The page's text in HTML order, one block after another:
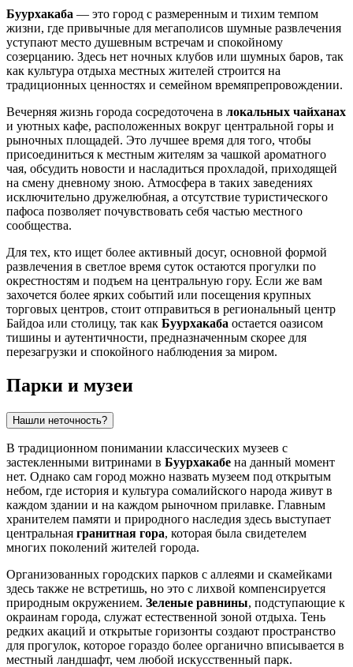
Буурхакаба — это город с размеренным и тихим темпом
жизни, где привычные для мегаполисов шумные развлечения
уступают место душевным встречам и спокойному
созерцанию. Здесь нет ночных клубов или шумных баров, так
как культура отдыха местных жителей строится на
традиционных ценностях и семейном времяпрепровождении.
Вечерняя жизнь города сосредоточена в локальных чайханах
и уютных кафе, расположенных вокруг центральной горы и
рыночных площадей. Это лучшее время для того, чтобы
присоединиться к местным жителям за чашкой ароматного
чая, обсудить новости и насладиться прохладой, приходящей
на смену дневному зною. Атмосфера в таких заведениях
исключительно дружелюбная, а отсутствие туристического
пафоса позволяет почувствовать себя частью местного
сообщества.
Для тех, кто ищет более активный досуг, основной формой
развлечения в светлое время суток остаются прогулки по
окрестностям и подъем на центральную гору. Если же вам
захочется более ярких событий или посещения крупных
торговых центров, стоит отправиться в региональный центр
Байдоа или столицу, так как Буурхакаба остается оазисом
тишины и аутентичности, предназначенным скорее для
перезагрузки и спокойного наблюдения за миром.
Парки и музеи
Нашли неточность?
В традиционном понимании классических музеев с
застекленными витринами в Буурхакабе на данный момент
нет. Однако сам город можно назвать музеем под открытым
небом, где история и культура сомалийского народа живут в
каждом здании и на каждом рыночном прилавке. Главным
хранителем памяти и природного наследия здесь выступает
центральная гранитная гора, которая была свидетелем
многих поколений жителей города.
Организованных городских парков с аллеями и скамейками
здесь также не встретишь, но это с лихвой компенсируется
природным окружением. Зеленые равнины, подступающие к
окраинам города, служат естественной зоной отдыха. Тень
редких акаций и открытые горизонты создают пространство
для прогулок, которое гораздо более органично вписывается в
местный ландшафт, чем любой искусственный парк.